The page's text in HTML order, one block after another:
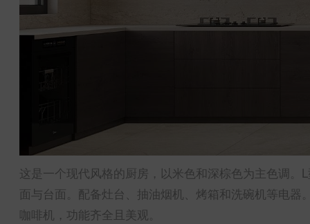
这是一个现代风格的厨房，以米色和深棕色为主色调
面与台面。配备灶台、抽油烟机、烤箱和洗碗机等电
咖啡机，功能齐全且美观。